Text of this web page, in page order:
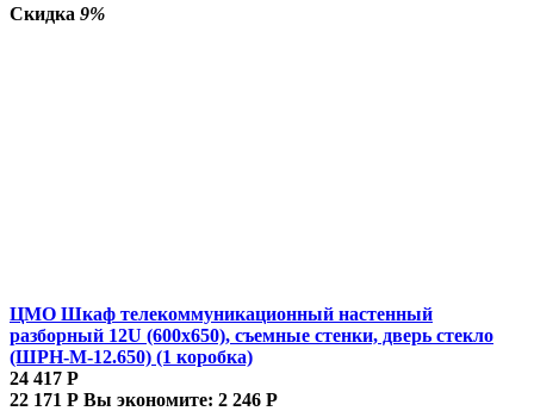
Скидка 9%
ЦМО Шкаф телекоммуникационный настенный
разборный 12U (600х650), съемные стенки, дверь стекло
(ШРН-М-12.650) (1 коробка)
24 417 Р
22 171 Р Вы экономите: 2 246 Р